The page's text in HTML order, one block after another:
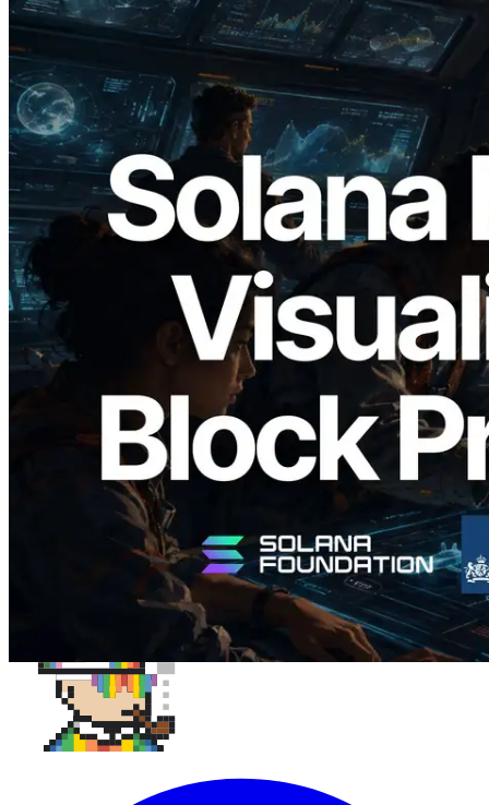
2026.05.24
Validators Solutions lança Solana Block
Analyzer — Visualizando o tempo de
produção de bloco por slot e o validador
responsável